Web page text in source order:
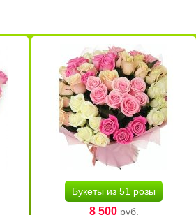
Букеты из 51 розы
8 500руб.